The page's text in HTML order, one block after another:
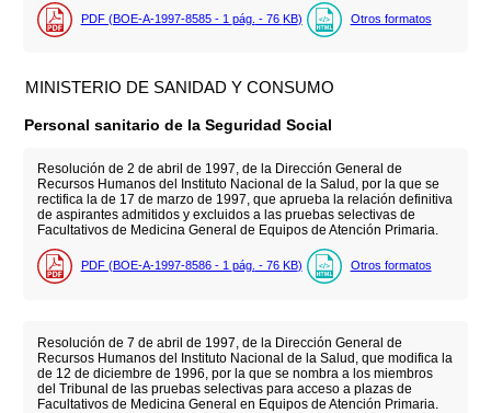
PDF (BOE-A-1997-8585 - 1 pág. - 76 KB) Otros formatos
MINISTERIO DE SANIDAD Y CONSUMO
Personal sanitario de la Seguridad Social
Resolución de 2 de abril de 1997, de la Dirección General de
Recursos Humanos del Instituto Nacional de la Salud, por la que se
rectifica la de 17 de marzo de 1997, que aprueba la relación definitiva
de aspirantes admitidos y excluidos a las pruebas selectivas de
Facultativos de Medicina General de Equipos de Atención Primaria.
PDF (BOE-A-1997-8586 - 1 pág. - 76 KB) Otros formatos
Resolución de 7 de abril de 1997, de la Dirección General de
Recursos Humanos del Instituto Nacional de la Salud, que modifica la
de 12 de diciembre de 1996, por la que se nombra a los miembros
del Tribunal de las pruebas selectivas para acceso a plazas de
Facultativos de Medicina General en Equipos de Atención Primaria.